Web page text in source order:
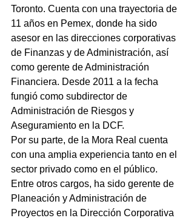
Toronto. Cuenta con una trayectoria de
11 años en Pemex, donde ha sido
asesor en las direcciones corporativas
de Finanzas y de Administración, así
como gerente de Administración
Financiera. Desde 2011 a la fecha
fungió como subdirector de
Administración de Riesgos y
Aseguramiento en la DCF.
Por su parte, de la Mora Real cuenta
con una amplia experiencia tanto en el
sector privado como en el público.
Entre otros cargos, ha sido gerente de
Planeación y Administración de
Proyectos en la Dirección Corporativa